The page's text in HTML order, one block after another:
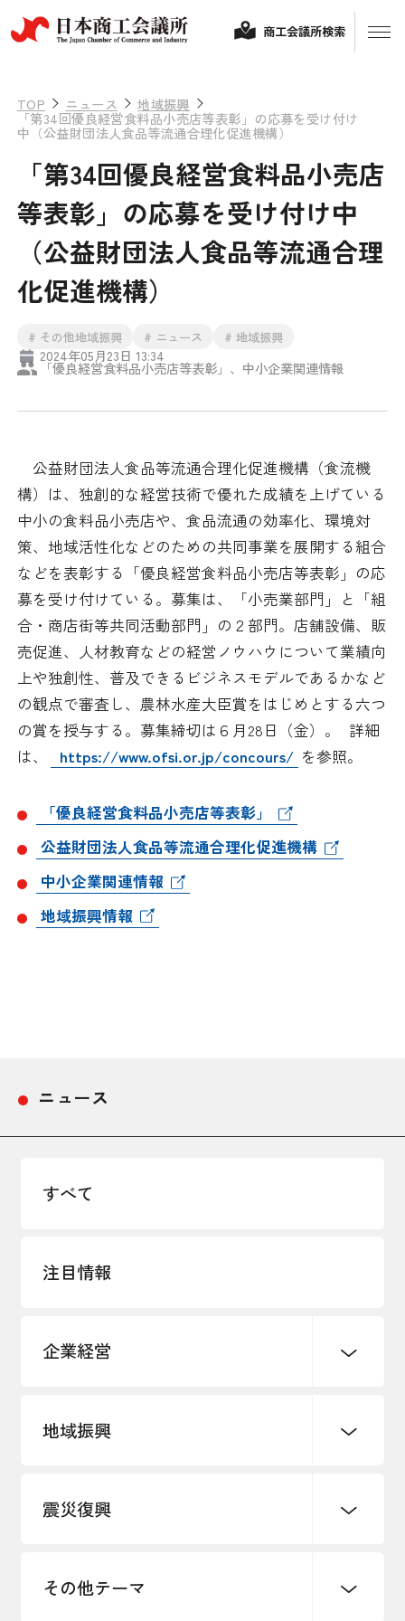
経営相談
保険・共済
ビジネス交流
海外ビジネス・貿易証明
情報提供・広報
その他サービス
会頭コメント
日本商工会議所とは
組織概要
役員紹介
日商のあゆみ
委員会・専門委員会
青年部・女性会
日商創立100周年宣言
採用情報
アクセス
商工会議所検索
TOP ニュース 地域振興
「第34回優良経営食料品小売店等表彰」の応募を受け付け
中（公益財団法人食品等流通合理化促進機構）
「第34回優良経営食料品小売店
等表彰」の応募を受け付け中
（公益財団法人食品等流通合理
化促進機構）
# その他地域振興 # ニュース # 地域振興
2024年05月23日 13:34
「優良経営食料品小売店等表彰」、中小企業関連情報
公益財団法人食品等流通合理化促進機構（食流機
構）は、独創的な経営技術で優れた成績を上げている
中小の食料品小売店や、食品流通の効率化、環境対
策、地域活性化などのための共同事業を展開する組合
などを表彰する「優良経営食料品小売店等表彰」の応
募を受け付けている。募集は、「小売業部門」と「組
合・商店街等共同活動部門」の２部門。店舗設備、販
売促進、人材教育などの経営ノウハウについて業績向
上や独創性、普及できるビジネスモデルであるかなど
の観点で審査し、農林水産大臣賞をはじめとする六つ
の賞を授与する。募集締切は６月28日（金）。 詳細
は、
https://www.ofsi.or.jp/concours/ を参照。
「優良経営食料品小売店等表彰」
公益財団法人食品等流通合理化促進機構
中小企業関連情報
地域振興情報
ニュース
すべて
注目情報
企業経営
創業
事業承継・引継ぎ支援
雇用・労働・人材確保
地域振興
まちづくり
震災復興
令和６年能登半島地震関連
その他テーマ